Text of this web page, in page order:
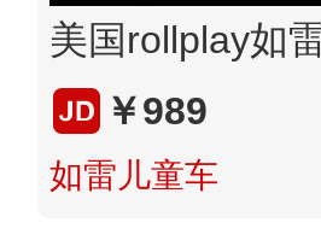
￥989
如雷儿童车